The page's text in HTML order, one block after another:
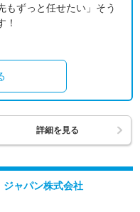
もずっと任せたい」そう
！
詳細を見る
ジャパン株式会社